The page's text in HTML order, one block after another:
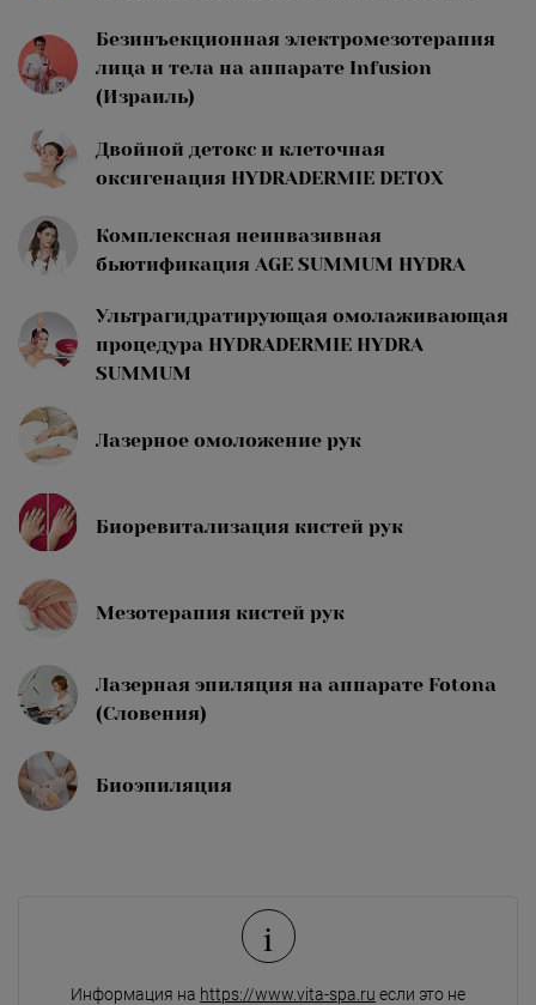
Безинъекционная электромезотерапия
лица и тела на аппарате Infusion
(Израиль)
Двойной детокс и клеточная
оксигенация HYDRADERMIE DETOX
Комплексная неинвазивная
бьютификация AGE SUMMUM HYDRA
Ультрагидратирующая омолаживающая
процедура HYDRADERMIE HYDRA
SUMMUM
Лазерное омоложение рук
Биоревитализация кистей рук
Мезотерапия кистей рук
Лазерная эпиляция на аппарате Fotona
(Словения)
Биоэпиляция
i
Информация на https://www.vita-spa.ru если это не